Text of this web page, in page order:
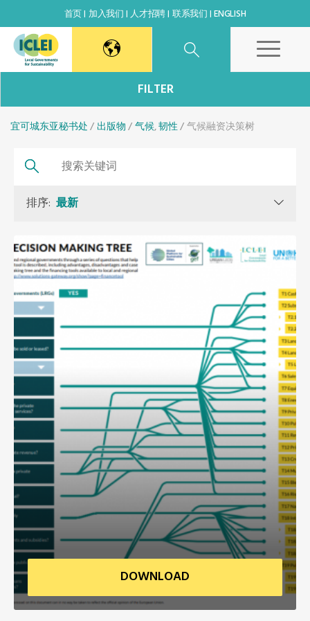
首页 加入我们 人才招聘 联系我们 ENGLISH
韩国办公室
日本办公室
北京代表处
高雄能力建设中心
全球秘书处
非洲秘书处
欧洲秘书处
加拿大办公室
美国办公室
墨西哥、中美洲和加勒比海区秘书处
大洋洲秘书处
南美洲秘书处
南亚秘书处
FILTER
宜可城东亚秘书处 出版物 气候,韧性 气候融资决策树
排序: 最新
DOWNLOAD